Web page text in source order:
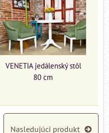
VENETIA jedálenský stôl
80 cm
Nasledujúci produkt